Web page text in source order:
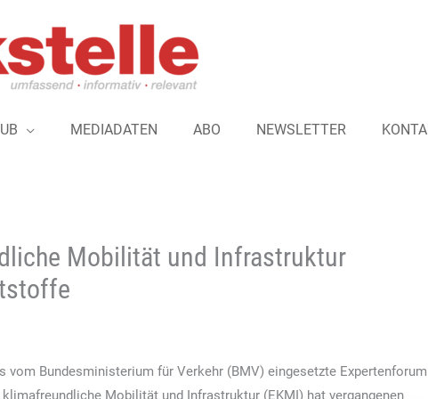
MEDIADATEN ABO NEWSLETTER
Mobilität und Infrastruktur
vom Bundesministerium für Verkehr (BMV) eingesetzte Expertenforum
Mobilität und Infrastruktur (EKMI) hat vergangenen